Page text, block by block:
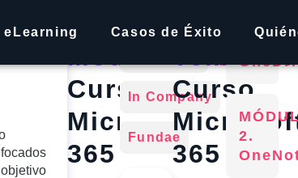
Casos de Éxito
Curso
Microsoft
365
In Company
Fundae
Curso
365
2.